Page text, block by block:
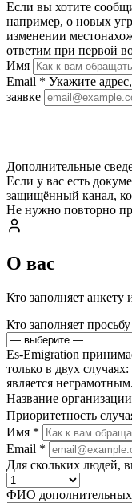
Если вы хотите
например, о новых
изменении
ответим при первой
Имя
Email * Укажите
заявке
Дополнительные
Если у вас есть
защищённый канал,
Не нужно повторно
О вас
Кто заполняет анкету
Кто заполняет
Es-Emigration
только в двух
является неграмотным.
Название организации
Приоритетность
Имя *
Email *
Для скольких людей,
ФИО